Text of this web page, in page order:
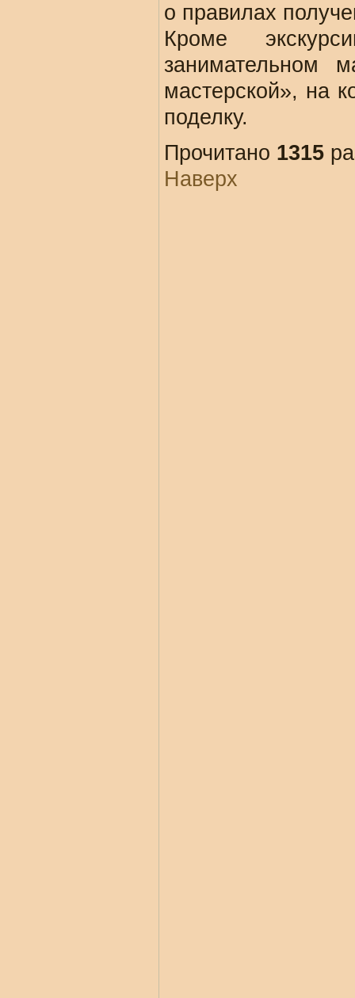
о правилах
Кроме
занимательном
мастерской», на
поделку.
Прочитано 1315
Наверх